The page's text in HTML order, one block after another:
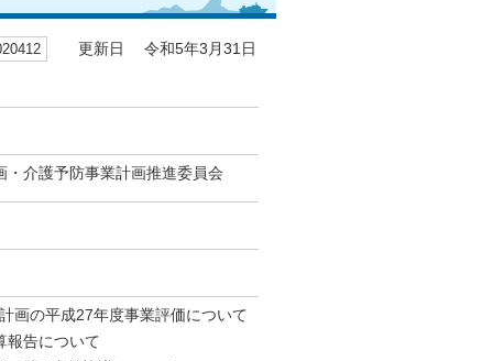
更新日 令和5年3月31日
介護予防事業計画推進委員会
画の平成27年度事業評価について
報告について